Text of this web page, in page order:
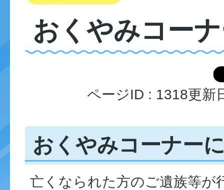
おくやみコー
ページID : 1318更新
おくやみコーナー
亡くなられた方のご遺族等が